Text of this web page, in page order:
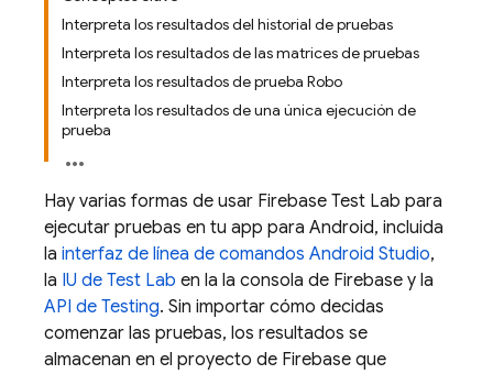
Interpreta los resultados del historial de pruebas
Interpreta los resultados de las matrices de pruebas
Interpreta los resultados de prueba Robo
Interpreta los resultados de una única ejecución de
prueba
Hay varias formas de usar Firebase Test Lab para
ejecutar pruebas en tu app para Android, incluida
la interfaz de línea de comandos Android Studio,
la IU de Test Lab en la la consola de Firebase y la
API de Testing. Sin importar cómo decidas
comenzar las pruebas, los resultados se
almacenan en el proyecto de Firebase que